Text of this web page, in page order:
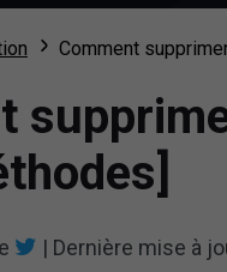
Comment
| Dernière mise à